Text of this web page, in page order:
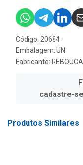
Código: 20684
Embalagem: UN
Fabricante:
cadastre-
Produtos Similares